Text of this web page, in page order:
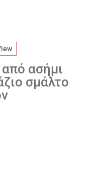
ασήμι
σμάλτο